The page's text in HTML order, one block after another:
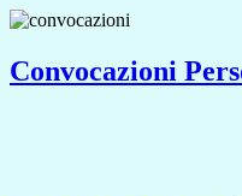
Convocazioni